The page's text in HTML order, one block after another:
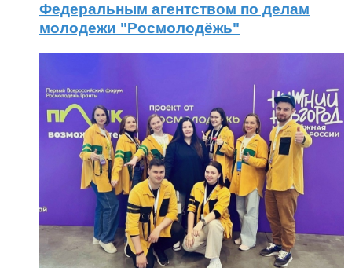
Федеральным агентством по делам
молодежи "Росмолодёжь"